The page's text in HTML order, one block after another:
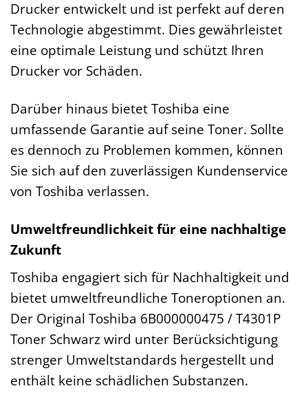
Drucker entwickelt und ist perfekt auf deren
Technologie abgestimmt. Dies gewährleistet
eine optimale Leistung und schützt Ihren
Drucker vor Schäden.
Darüber hinaus bietet Toshiba eine
umfassende Garantie auf seine Toner. Sollte
es dennoch zu Problemen kommen, können
Sie sich auf den zuverlässigen Kundenservice
von Toshiba verlassen.
Umweltfreundlichkeit für eine nachhaltige
Zukunft
Toshiba engagiert sich für Nachhaltigkeit und
bietet umweltfreundliche Toneroptionen an.
Der Original Toshiba 6B000000475 / T4301P
Toner Schwarz wird unter Berücksichtigung
strenger Umweltstandards hergestellt und
enthält keine schädlichen Substanzen.